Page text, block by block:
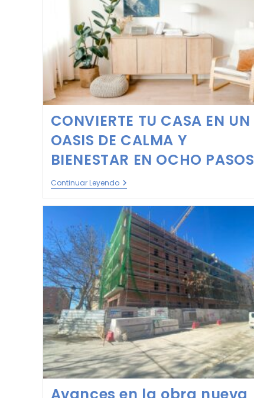
CONVIERTE TU CASA EN UN
OASIS DE CALMA Y
BIENESTAR EN OCHO PASOS
Continuar Leyendo